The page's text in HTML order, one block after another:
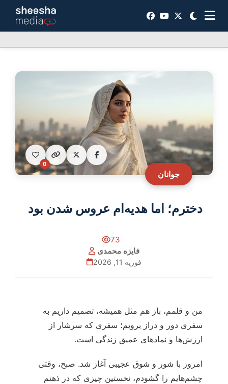
جوانان
0
دخترم؛ اما هدیه‌ام عروس شدن بود
73
فایزه محمدی
فوریه 11, 2026
من و قلمم، باز هم مثل همیشه، تصمیم داریم به
سفری دور و دراز برویم؛ سفری که سرشار از
ارزش‌ها و نمادهای عمیق زندگی است.
امروز با شور و شوق عجیبی آغاز شد. صبح، وقتی
چشم‌هایم را گشودم، نخستین چیزی که در ذهنم